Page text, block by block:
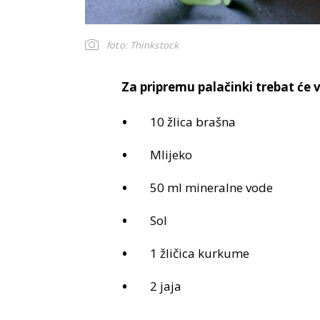
foto: Thinkstock
Za pripremu palačinki trebat će
10 žlica brašna
Mlijeko
50 ml mineralne vode
Sol
1 žličica kurkume
2 jaja